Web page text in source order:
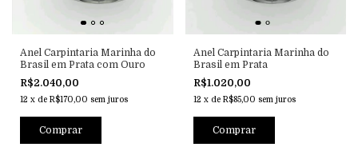
Anel Carpintaria Marinha do
Brasil em Prata com Ouro
R$2.040,00
12 x de R$170,00 sem juros
Anel Carpintaria Marinha do
Brasil em Prata
R$1.020,00
12 x de R$85,00 sem juros